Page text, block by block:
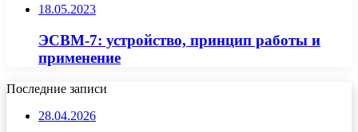
18.05.2023
ЭСВМ-7: устройство, принцип работы и
применение
Последние записи
28.04.2026